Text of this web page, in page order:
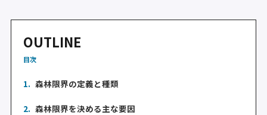
OUTLINE
目次
1. 森林限界の定義と種類
2. 森林限界を決める主な要因